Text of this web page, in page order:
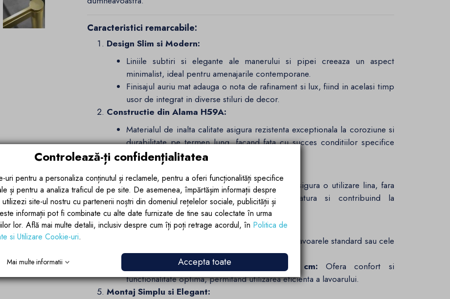
Caracteristici remarcabile:
Design Slim si Modern:
Liniile subtiri si elegante ale manerului si pipei creeaza un aspect
minimalist, ideal pentru amenajarile contemporane.
Finisajul auriu mat adauga o nota de rafinament si lux, fiind in acelasi timp
usor de integrat in diverse stiluri de decor.
Constructie din Alama H59A:
Materialul de inalta calitate asigura rezistenta exceptionala la coroziune si
durabilitate pe termen lung, facand fata cu succes conditiilor specifice
unei bai moderne.
Tehnologie Fiabila cu Cartus Ceramic:
Dotata cu un cartus ceramic avansat, bateria asigura o utilizare lina, fara
scurgeri, reducand riscul de uzura prematura si contribuind la
economisirea apei.
Dimensiuni Optimizate:
Perfecta pentru lavoarele standard sau cele
cu design modern.
Inaltimea debitului de apa de 13.9 cm: Ofera confort si
functionalitate optima, permitand utilizarea eficienta a lavoarului.
Montaj Simplu si Elegant:
Controlează-ți confidențialitatea
uri pentru a personaliza conținutul și reclamele, pentru a oferi funcționalități specifice
și pentru a analiza traficul de pe site. De asemenea, împărtășim informații despre
site-ul nostru cu partenerii noștri din domeniul rețelelor sociale, publicității și
informații pot fi combinate cu alte date furnizate de tine sau colectate în urma
lor. Află mai multe detalii, inclusiv despre cum îți poți retrage acordul, în Politica de
si Utilizare Cookie-uri.
Mai multe informatii Accepta toate